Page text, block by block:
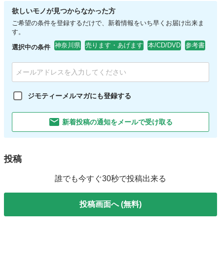
欲しいモノが見つからなかった方
ご希望の条件を登録するだけで、新着情報をいち早くお届け出来ま
す。
選択中の条件 神奈川県 売ります・あげます 本/CD/DVD 参考書
ジモティーメルマガにも登録する
新着投稿の通知をメールで受け取る
投稿
誰でも今すぐ30秒で投稿出来る
投稿画面へ (無料)